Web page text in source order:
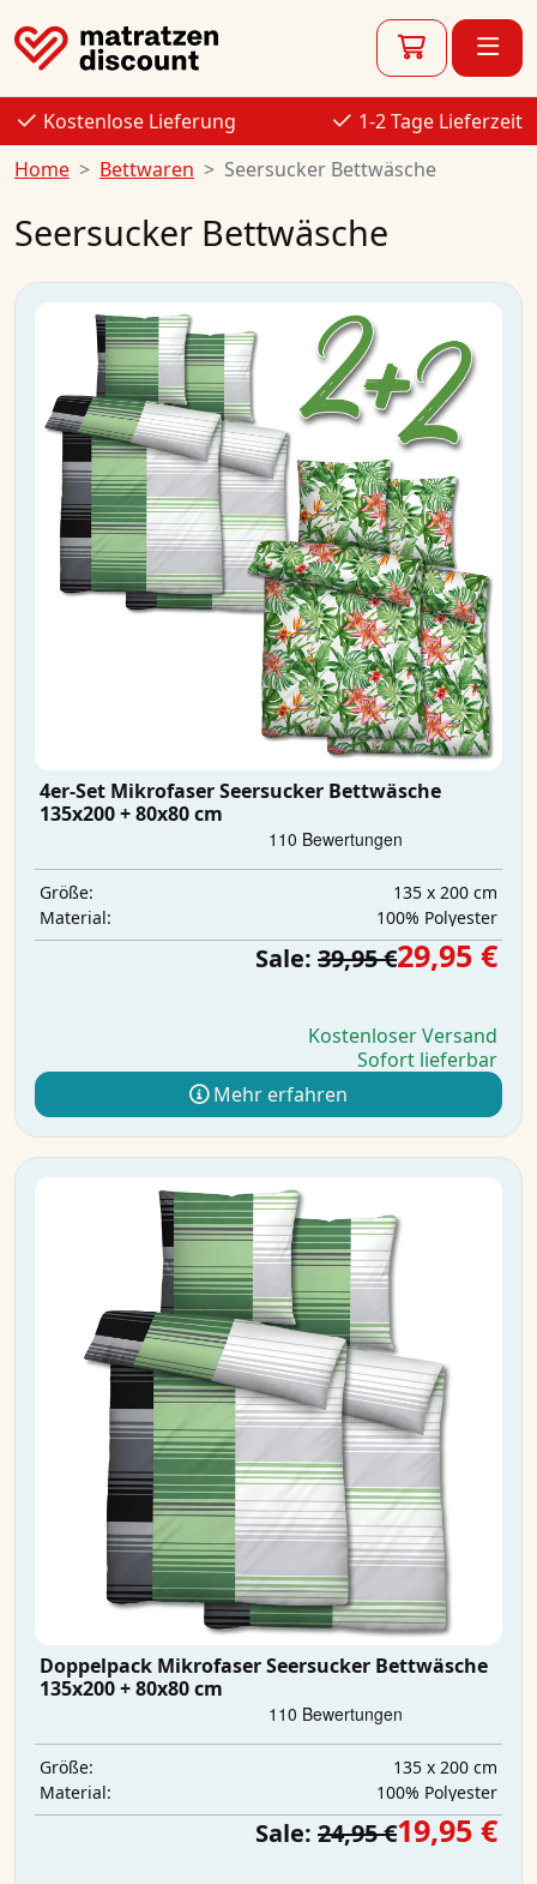
Kostenlose Lieferung
1-2 Tage Lieferzeit
Home
Bettwaren Seersucker Bettwäsche
Seersucker Bettwäsche
4er-Set Mikrofaser Seersucker Bettwäsche
135x200 + 80x80 cm
Größe:
135 x 200 cm
Material:
‎100% Polyester
Sale: 39,95 €29,95 €
Kostenloser Versand
Sofort lieferbar
Mehr erfahren
Doppelpack Mikrofaser Seersucker Bettwäsche
135x200 + 80x80 cm
Größe:
135 x 200 cm
Material:
‎100% Polyester
Sale: 24,95 €19,95 €